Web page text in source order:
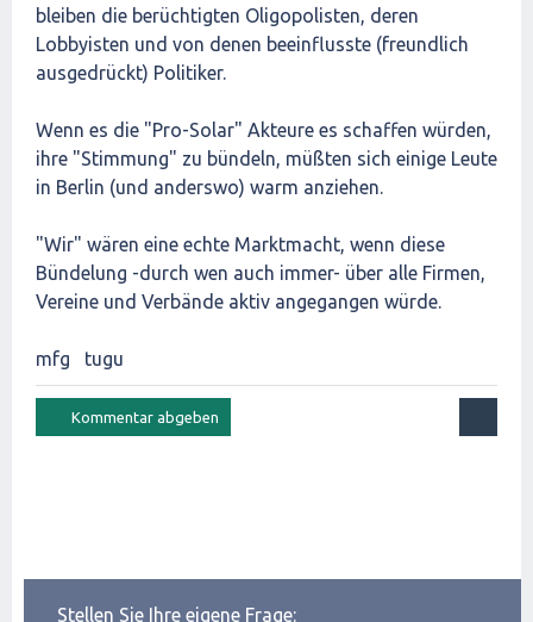
bleiben die berüchtigten Oligopolisten, deren
Lobbyisten und von denen beeinflusste (freundlich
ausgedrückt) Politiker.
Wenn es die "Pro-Solar" Akteure es schaffen würden,
ihre "Stimmung" zu bündeln, müßten sich einige Leute
in Berlin (und anderswo) warm anziehen.
"Wir" wären eine echte Marktmacht, wenn diese
Bündelung -durch wen auch immer- über alle Firmen,
Vereine und Verbände aktiv angegangen würde.
mfg tugu
Stellen Sie Ihre eigene Frage: